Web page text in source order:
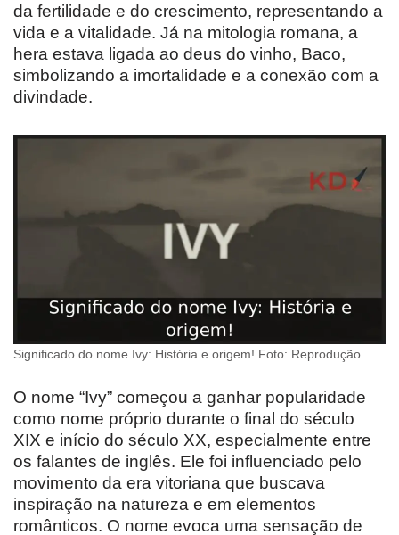
da fertilidade e do crescimento, representando a
vida e a vitalidade. Já na mitologia romana, a
hera estava ligada ao deus do vinho, Baco,
simbolizando a imortalidade e a conexão com a
divindade.
Significado do nome Ivy: História e origem! Foto: Reprodução
O nome “Ivy” começou a ganhar popularidade
como nome próprio durante o final do século
XIX e início do século XX, especialmente entre
os falantes de inglês. Ele foi influenciado pelo
movimento da era vitoriana que buscava
inspiração na natureza e em elementos
românticos. O nome evoca uma sensação de